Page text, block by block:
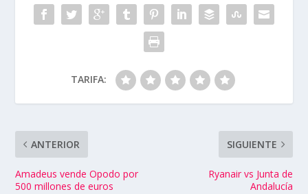
TARIFA:
ANTERIOR
Amadeus vende Opodo por
500 millones de euros
SIGUIENTE
Ryanair vs Junta de
Andalucía